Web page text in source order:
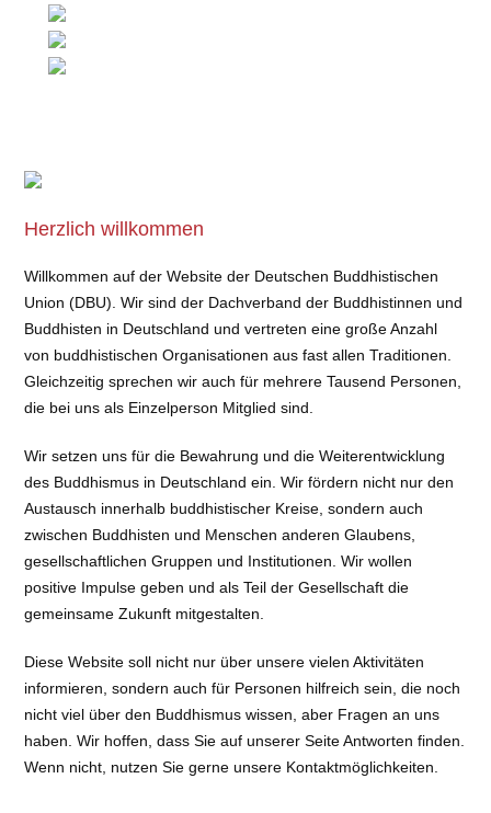
Herzlich willkommen
Willkommen auf der Website der Deutschen Buddhistischen
Union (DBU). Wir sind der Dachverband der Buddhistinnen und
Buddhisten in Deutschland und vertreten eine große Anzahl
von buddhistischen Organisationen aus fast allen Traditionen.
Gleichzeitig sprechen wir auch für mehrere Tausend Personen,
die bei uns als Einzelperson Mitglied sind.
Wir setzen uns für die Bewahrung und die Weiterentwicklung
des Buddhismus in Deutschland ein. Wir fördern nicht nur den
Austausch innerhalb buddhistischer Kreise, sondern auch
zwischen Buddhisten und Menschen anderen Glaubens,
gesellschaftlichen Gruppen und Institutionen. Wir wollen
positive Impulse geben und als Teil der Gesellschaft die
gemeinsame Zukunft mitgestalten.
Diese Website soll nicht nur über unsere vielen Aktivitäten
informieren, sondern auch für Personen hilfreich sein, die noch
nicht viel über den Buddhismus wissen, aber Fragen an uns
haben. Wir hoffen, dass Sie auf unserer Seite Antworten finden.
Wenn nicht, nutzen Sie gerne unsere Kontaktmöglichkeiten.